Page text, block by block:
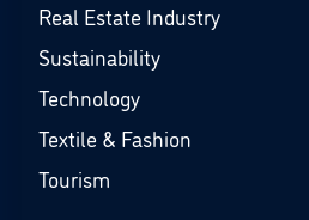
Real Estate Industry
Sustainability
Technology
Textile & Fashion
Tourism